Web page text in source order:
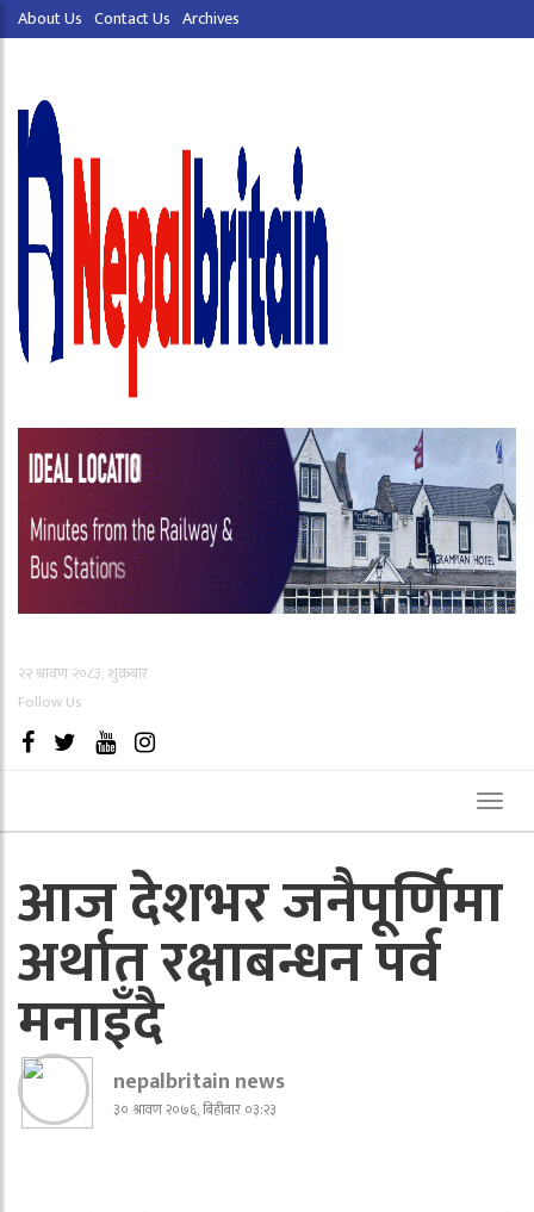
About Us Contact Us Archives
२२ श्रावण २०८३, शुक्रबार
Follow Us
आज देशभर जनैपूर्णिमा
अर्थात रक्षाबन्धन पर्व
मनाइँदै
nepalbritain news
३० श्रावण २०७६, बिहीबार ०३:२३